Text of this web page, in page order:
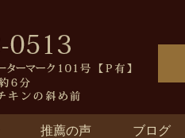
推薦の声 ブログ